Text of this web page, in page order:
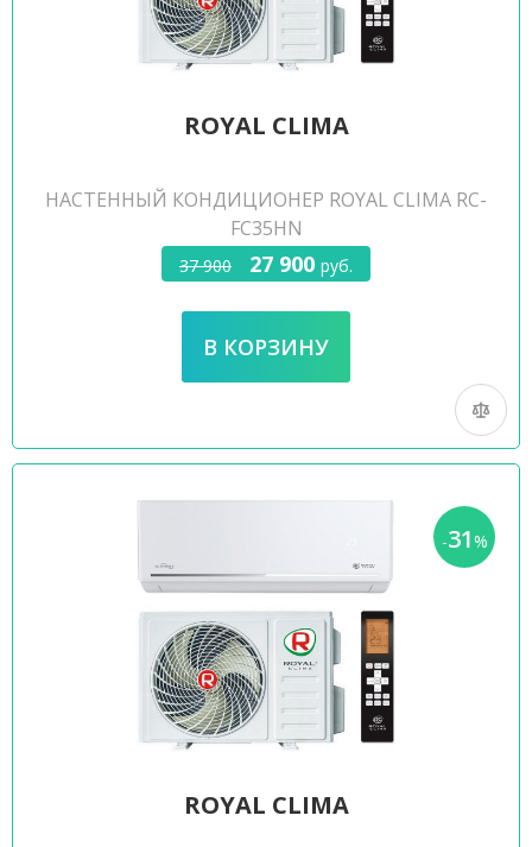
ROYAL CLIMA
НАСТЕННЫЙ КОНДИЦИОНЕР ROYAL CLIMA RC-
FC35HN
37 900 27 900 руб.
-31%
ROYAL CLIMA